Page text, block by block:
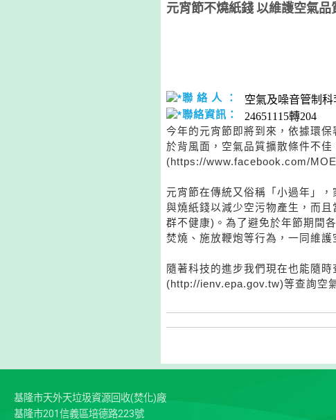
元宵節不燒紙錢 以維護空氣品
聯 絡 人 ：
空氣及噪音管制
聯絡資訊：
24651115轉204
今年的元宵節即將到來，依據環
於背風面，空氣品質擴散條件不
(https://www.facebook.com/
元宵節在傳統又俗稱「小過年」
與燒紙錢以減少空污物產生，而
群不健康)。為了避免於年節期間
焚燒、施放鞭炮等行為，一同維護
隨著科技的進步我們現在也能隨
(http://ienv.epa.gov.tw)等查詢空
基隆市天外天垃圾資源回收(焚化)廠
基隆市201信義區培德路223號